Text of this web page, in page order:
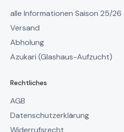
alle Informationen Saison 25/26
Versand
Abholung
Azukari (Glashaus-Aufzucht)
Rechtliches
AGB
Datenschutzerklärung